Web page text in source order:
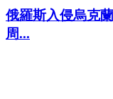
俄羅斯入侵烏克
周...